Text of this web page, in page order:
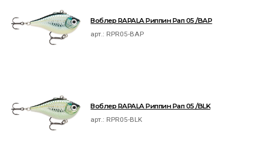
Воблер RAPALA Риппин Рап 05 /BAP
арт.: RPR05-BAP
Воблер RAPALA Риппин Рап 05 /BLK
арт.: RPR05-BLK